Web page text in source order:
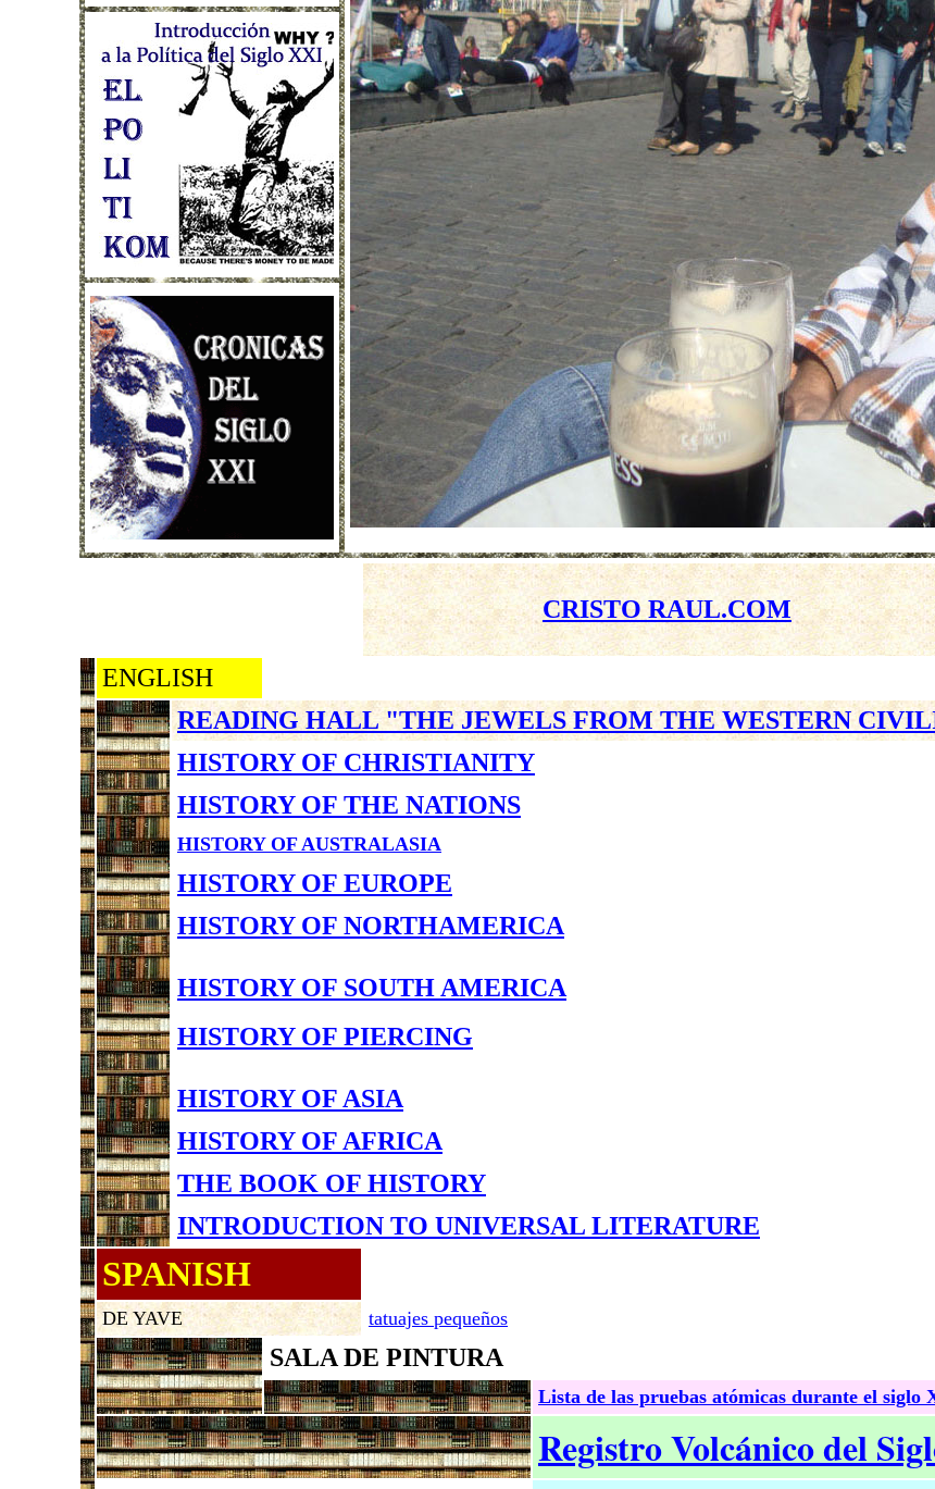
CRISTO RAUL.COM
ENGLISH
READING HALL "THE JEWELS FROM THE WESTERN
HISTORY OF CHRISTIANITY
HISTORY OF THE NATIONS
HISTORY OF AUSTRALASIA
HISTORY OF EUROPE
HISTORY OF NORTHAMERICA
HISTORY OF SOUTH AMERICA
HISTORY OF PIERCING
HISTORY OF ASIA
HISTORY OF AFRICA
THE BOOK OF HISTORY
INTRODUCTION TO UNIVERSAL LITERATURE
SPANISH
DE YAVE tatuajes pequeños
SALA DE PINTURA
Lista de las pruebas atómicas durante el siglo
Registro Volcánico del